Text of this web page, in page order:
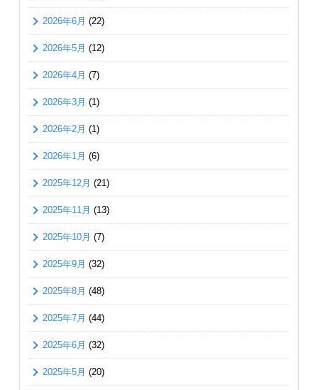
2026年6月 (22)
2026年5月 (12)
2026年4月 (7)
2026年3月 (1)
2026年2月 (1)
2026年1月 (6)
2025年12月 (21)
2025年11月 (13)
2025年10月 (7)
2025年9月 (32)
2025年8月 (48)
2025年7月 (44)
2025年6月 (32)
2025年5月 (20)